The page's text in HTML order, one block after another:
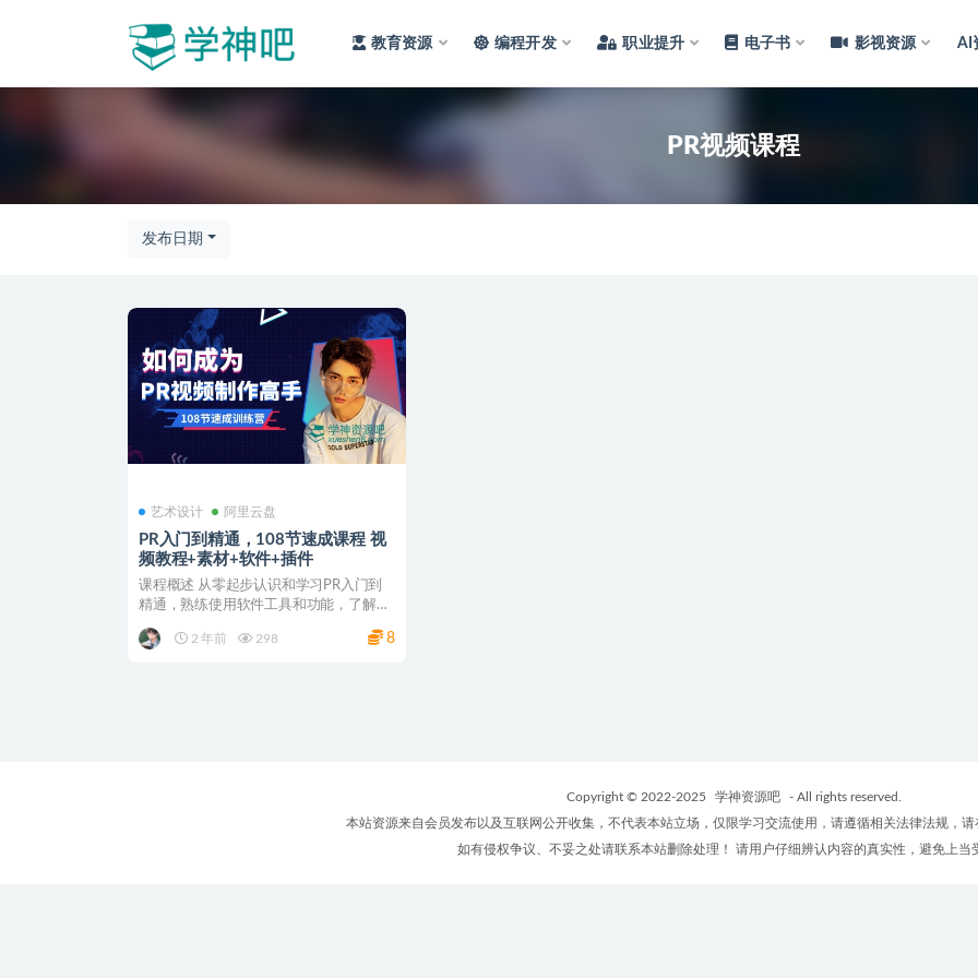
教育资源 编程开发 职业提升 电子书 影视资源 AI
PR视频课程
发布日期
艺术设计 阿里云盘
PR入门到精通，108节速成课程 视
频教程+素材+软件+插件
课程概述 从零起步认识和学习PR入门到
精通，熟练使用软件工具和功能，了解全
2 年前
298 8
Copyright © 2022-2025 学神资源吧
- All rights reserved.
本站资源来自会员发布以及互联网公开收集，不代表本站立场，仅限学习交流使用，请遵循相关法律法规，请
如有侵权争议、不妥之处请联系本站删除处理！ 请用户仔细辨认内容的真实性，避免上当